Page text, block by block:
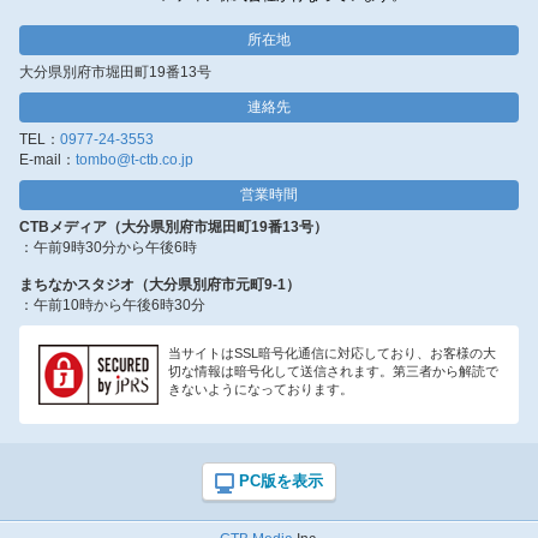
所在地
大分県別府市堀田町19番13号
連絡先
TEL： 0977-24-3553
E-mail： tombo@t-ctb.co.jp
営業時間
CTBメディア（大分県別府市堀田町19番13号）
：午前9時30分から午後6時
まちなかスタジオ（大分県別府市元町9-1）
：午前10時から午後6時30分
当サイトはSSL暗号化通信に対応しており、お客様の大
切な情報は暗号化して送信されます。第三者から解読で
きないようになっております。